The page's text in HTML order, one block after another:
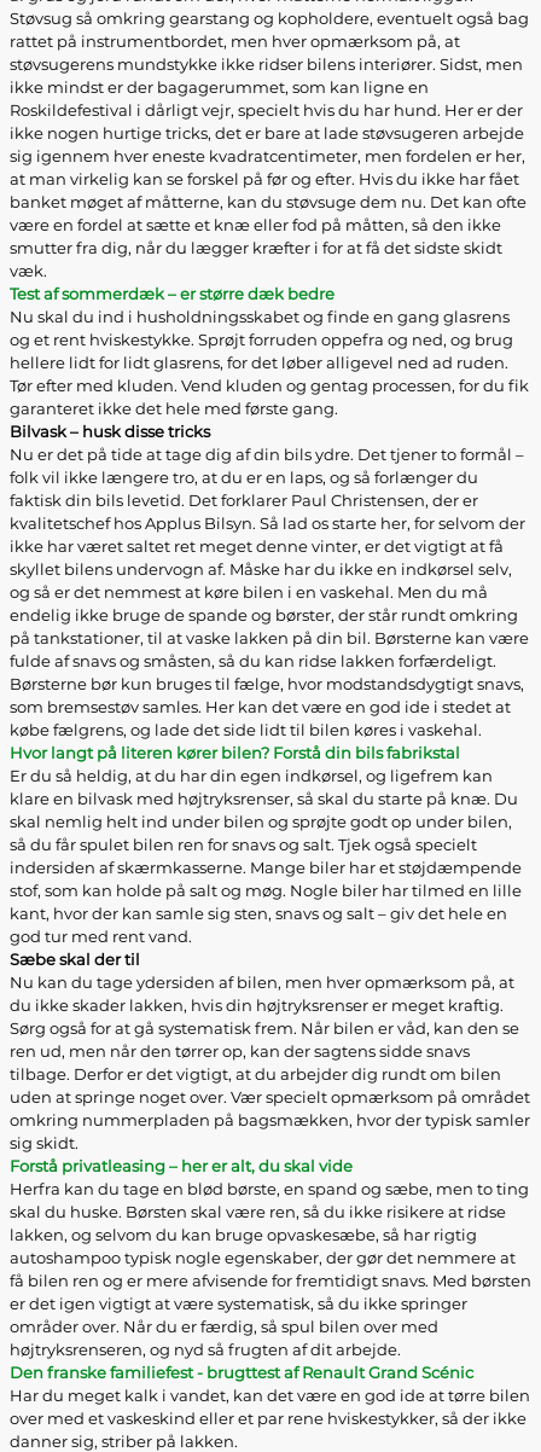
Støvsug så omkring gearstang og kopholdere, eventuelt også bag
rattet på instrumentbordet, men hver opmærksom på, at
støvsugerens mundstykke ikke ridser bilens interiører. Sidst, men
ikke mindst er der bagagerummet, som kan ligne en
Roskildefestival i dårligt vejr, specielt hvis du har hund. Her er der
ikke nogen hurtige tricks, det er bare at lade støvsugeren arbejde
sig igennem hver eneste kvadratcentimeter, men fordelen er her,
at man virkelig kan se forskel på før og efter. Hvis du ikke har fået
banket møget af måtterne, kan du støvsuge dem nu. Det kan ofte
være en fordel at sætte et knæ eller fod på måtten, så den ikke
smutter fra dig, når du lægger kræfter i for at få det sidste skidt
væk.
Test af sommerdæk – er større dæk bedre
Nu skal du ind i husholdningsskabet og finde en gang glasrens
og et rent hviskestykke. Sprøjt forruden oppefra og ned, og brug
hellere lidt for lidt glasrens, for det løber alligevel ned ad ruden.
Tør efter med kluden. Vend kluden og gentag processen, for du fik
garanteret ikke det hele med første gang.
Bilvask – husk disse tricks
Nu er det på tide at tage dig af din bils ydre. Det tjener to formål –
folk vil ikke længere tro, at du er en laps, og så forlænger du
faktisk din bils levetid. Det forklarer Paul Christensen, der er
kvalitetschef hos Applus Bilsyn. Så lad os starte her, for selvom der
ikke har været saltet ret meget denne vinter, er det vigtigt at få
skyllet bilens undervogn af. Måske har du ikke en indkørsel selv,
og så er det nemmest at køre bilen i en vaskehal. Men du må
endelig ikke bruge de spande og børster, der står rundt omkring
på tankstationer, til at vaske lakken på din bil. Børsterne kan være
fulde af snavs og småsten, så du kan ridse lakken forfærdeligt.
Børsterne bør kun bruges til fælge, hvor modstandsdygtigt snavs,
som bremsestøv samles. Her kan det være en god ide i stedet at
købe fælgrens, og lade det side lidt til bilen køres i vaskehal.
Hvor langt på literen kører bilen? Forstå din bils fabrikstal
Er du så heldig, at du har din egen indkørsel, og ligefrem kan
klare en bilvask med højtryksrenser, så skal du starte på knæ. Du
skal nemlig helt ind under bilen og sprøjte godt op under bilen,
så du får spulet bilen ren for snavs og salt. Tjek også specielt
indersiden af skærmkasserne. Mange biler har et støjdæmpende
stof, som kan holde på salt og møg. Nogle biler har tilmed en lille
kant, hvor der kan samle sig sten, snavs og salt – giv det hele en
god tur med rent vand.
Sæbe skal der til
Nu kan du tage ydersiden af bilen, men hver opmærksom på, at
du ikke skader lakken, hvis din højtryksrenser er meget kraftig.
Sørg også for at gå systematisk frem. Når bilen er våd, kan den se
ren ud, men når den tørrer op, kan der sagtens sidde snavs
tilbage. Derfor er det vigtigt, at du arbejder dig rundt om bilen
uden at springe noget over. Vær specielt opmærksom på området
omkring nummerpladen på bagsmækken, hvor der typisk samler
sig skidt.
Forstå privatleasing – her er alt, du skal vide
Herfra kan du tage en blød børste, en spand og sæbe, men to ting
skal du huske. Børsten skal være ren, så du ikke risikere at ridse
lakken, og selvom du kan bruge opvaskesæbe, så har rigtig
autoshampoo typisk nogle egenskaber, der gør det nemmere at
få bilen ren og er mere afvisende for fremtidigt snavs. Med børsten
er det igen vigtigt at være systematisk, så du ikke springer
områder over. Når du er færdig, så spul bilen over med
højtryksrenseren, og nyd så frugten af dit arbejde.
Den franske familiefest - brugttest af Renault Grand Scénic
Har du meget kalk i vandet, kan det være en god ide at tørre bilen
over med et vaskeskind eller et par rene hviskestykker, så der ikke
danner sig, striber på lakken.